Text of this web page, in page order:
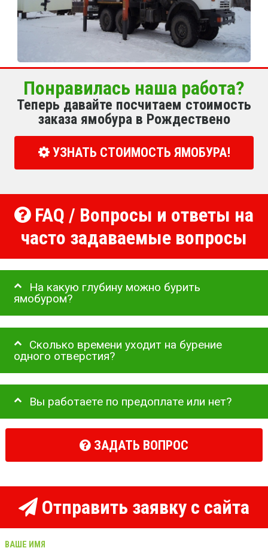
Понравилась наша работа?
Теперь давайте посчитаем стоимость
заказа ямобура в Рождествено
УЗНАТЬ СТОИМОСТЬ ЯМОБУРА!
FAQ / Вопросы и ответы на
часто задаваемые вопросы
На какую глубину можно бурить
ямобуром?
Сколько времени уходит на бурение
одного отверстия?
Вы работаете по предоплате или нет?
ЗАДАТЬ ВОПРОС
Отправить заявку с сайта
ВАШЕ ИМЯ